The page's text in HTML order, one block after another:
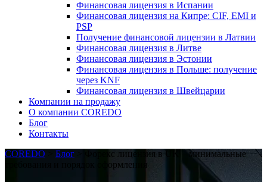
Финансовая лицензия в Испании
Финансовая лицензия на Кипре: CIF, EMI и
PSP
Получение финансовой лицензии в Латвии
Финансовая лицензия в Литве
Финансовая лицензия в Эстонии
Финансовая лицензия в Польше: получение
через KNF
Финансовая лицензия в Швейцарии
Компании на продажу
О компании COREDO
Блог
Контакты
COREDO
Блог
Форекс лицензия в UK – минимальные
требования и порядок оформления